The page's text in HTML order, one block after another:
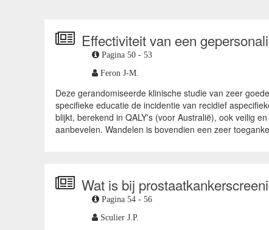
Effectiviteit van een
Pagina 50 - 53
Feron J-M.
Deze gerandomiseerde klinische studie van zeer
specifieke educatie de incidentie van recidief
blijkt, berekend in QALY's (voor Australië), ook veilig
aanbevelen. Wandelen is bovendien een zeer
Wat is bij
Pagina 54 - 56
Sculier J.P.